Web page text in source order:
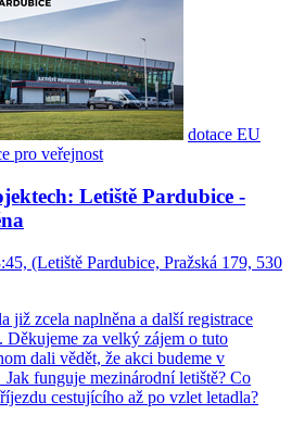
dotace EU
pro veřejnost
Letiště Pardubice -
(Letiště Pardubice, Pražská 179, 530
již zcela naplněna a další registrace
Děkujeme za velký zájem o tuto
dali vědět, že akci budeme v
funguje mezinárodní letiště? Co
cestujícího až po vzlet letadla?